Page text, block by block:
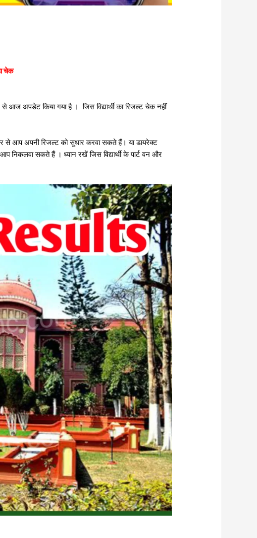
चेक
आज अपडेट किया गया है । जिस विद्यार्थी का रिजल्ट चेक नहीं
आप अपनी रिजल्ट को सुधार करवा सकते हैं। या डायरेक्ट
निकलवा सकते हैं । ध्यान रखें जिस विद्यार्थी के पार्ट वन और